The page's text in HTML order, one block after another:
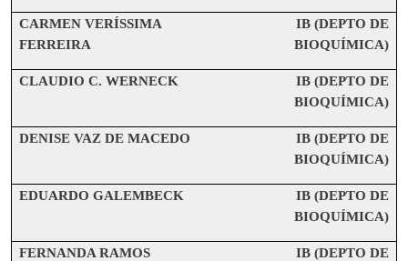
CARMEN VERÍSSIMA
FERREIRA
IB (DEPTO DE
BIOQUÍMICA)
CLAUDIO C. WERNECK
IB (DEPTO DE
BIOQUÍMICA)
DENISE VAZ DE MACEDO
IB (DEPTO DE
BIOQUÍMICA)
EDUARDO GALEMBECK
IB (DEPTO DE
BIOQUÍMICA)
FERNANDA RAMOS
IB (DEPTO DE